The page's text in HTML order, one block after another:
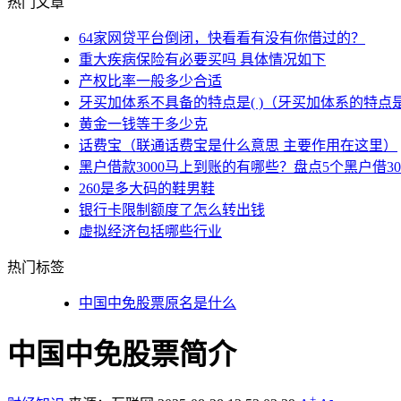
64家网贷平台倒闭，快看看有没有你借过的？
重大疾病保险有必要买吗 具体情况如下
产权比率一般多少合适
牙买加体系不具备的特点是( )（牙买加体系的特点
黄金一钱等于多少克
话费宝（联通话费宝是什么意思 主要作用在这里）
黑户借款3000马上到账的有哪些？盘点5个黑户借
260是多大码的鞋男鞋
银行卡限制额度了怎么转出钱
虚拟经济包括哪些行业
热门标签
中国中免股票原名是什么
中国中免股票简介